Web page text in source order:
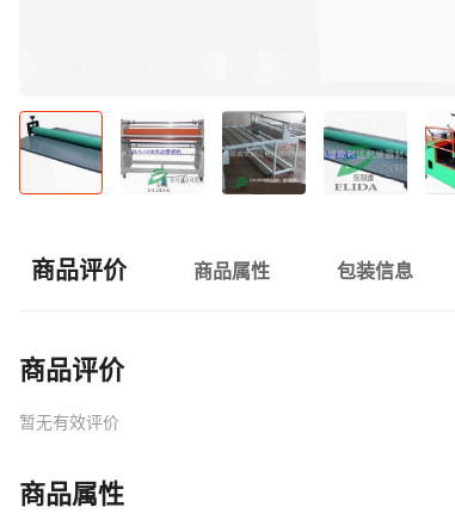
商品评价 商品属性 包装信息
商品评价
暂无有效评价
商品属性